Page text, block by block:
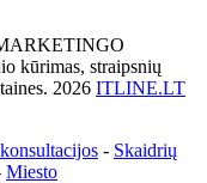
kūrimas, straipsnių
2026 ITLINE.LT
- Skaidrių
Miesto